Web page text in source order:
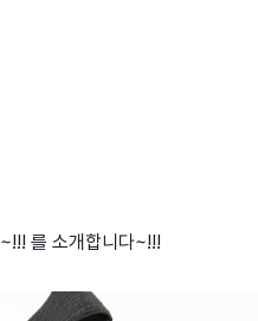
~!!! 를 소개합니다~!!!